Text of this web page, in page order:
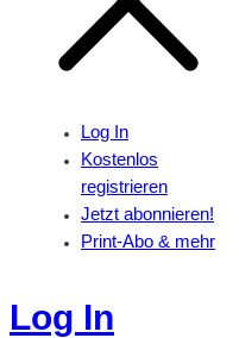
Log In
Kostenlos
registrieren
Jetzt abonnieren!
Print-Abo & mehr
Log In